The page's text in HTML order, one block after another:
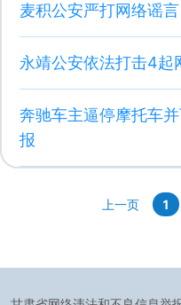
麦积公安严打网络谣
永靖公安依法打击4起
奔驰车主逼停摩托车
报
上一页 1